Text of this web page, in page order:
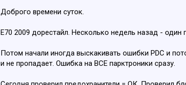
Доброго времени суток.
Е70 2009 дорестайл. Несколько недель назад -
Потом начали иногда выскакивать ошибки PDC и
и не пропадает. Ошибка на ВСЕ парктроники сразу.